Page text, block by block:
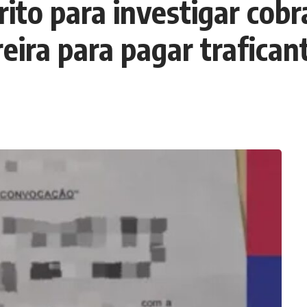
para investigar
para pagar